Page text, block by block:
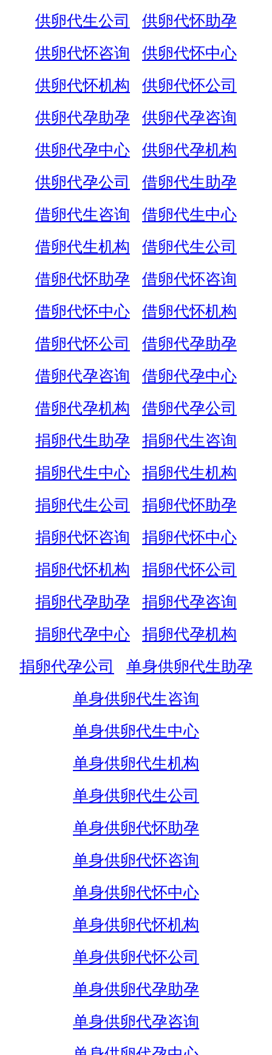
供卵代生公司
供卵代怀助孕
供卵代怀咨询
供卵代怀中心
供卵代怀机构
供卵代怀公司
供卵代孕助孕
供卵代孕咨询
供卵代孕中心
供卵代孕机构
供卵代孕公司
借卵代生助孕
借卵代生咨询
借卵代生中心
借卵代生机构
借卵代生公司
借卵代怀助孕
借卵代怀咨询
借卵代怀中心
借卵代怀机构
借卵代怀公司
借卵代孕助孕
借卵代孕咨询
借卵代孕中心
借卵代孕机构
借卵代孕公司
捐卵代生助孕
捐卵代生咨询
捐卵代生中心
捐卵代生机构
捐卵代生公司
捐卵代怀助孕
捐卵代怀咨询
捐卵代怀中心
捐卵代怀机构
捐卵代怀公司
捐卵代孕助孕
捐卵代孕咨询
捐卵代孕中心
捐卵代孕机构
捐卵代孕公司
单身供卵代生助孕
单身供卵代生咨询
单身供卵代生中心
单身供卵代生机构
单身供卵代生公司
单身供卵代怀助孕
单身供卵代怀咨询
单身供卵代怀中心
单身供卵代怀机构
单身供卵代怀公司
单身供卵代孕助孕
单身供卵代孕咨询